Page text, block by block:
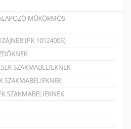
MŰKÖRMÖS
(PK 10124005)
SZAKMABELIEKNEK
SZAKMABELIEKNEK
SZAKMABELIEKNEK